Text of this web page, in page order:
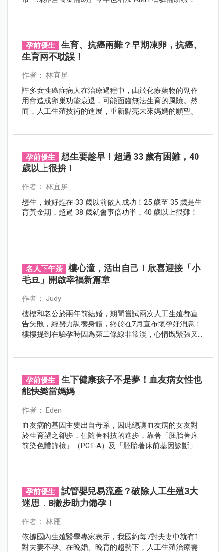
孕前優生
生育、抗癌兩難？早期凍卵，抗癌、
生育兩不耽誤！
作者： 林宜屏
許多女性癌症病人在治療過程中，由於化療藥物的副作
用會造成卵巢功能衰退，可能面臨無法生育的風險。然
而，人工生殖技術的進展，重新點亮未來媽媽的願望。
孕前優生
想生要趁早！超過 33 歲有困難，40
歲以上很拚！
作者： 林宜屏
想生，最好趕在 33 歲以前做人成功！25 歲至 35 歲是生
育黃金期，超過 38 歲就會事倍功半，40 歲以上很難！
名人下午茶
樓心潼，活出自己！欣喜迎接「小
毛豆」開啟幸福新篇章
作者： Judy
樓樓和老公於兩年前結婚，期間嘗試兩次人工生殖都宣
告失敗，經努力調養身體，終於在7月宣布懷孕好消息！
樓樓提到在驗孕時因為第二條線非常淡，心情既緊張又
和天使寶寶「小毛豆」的專訪！
孕前優生
生下健康孩子不是夢！血友病女性也
能快樂當媽媽
作者： Eden
血友病的基因主要出自母系，因此總讓血友病的女友對
於生育望之卻步，但隨著科技的進步，靠著「胚胎著床
前染色體篩檢」（PGT-A）及「胚胎著床前基因診斷」
孕前優生
試管嬰兒易流產？破除人工生殖3大
迷思，8撇步助力備孕！
作者： 林雁
依據國內生殖醫學專家表示，我國約每7對夫妻中就有1
對夫妻不孕。在晚婚、晚育的趨勢下，人工生殖治療需